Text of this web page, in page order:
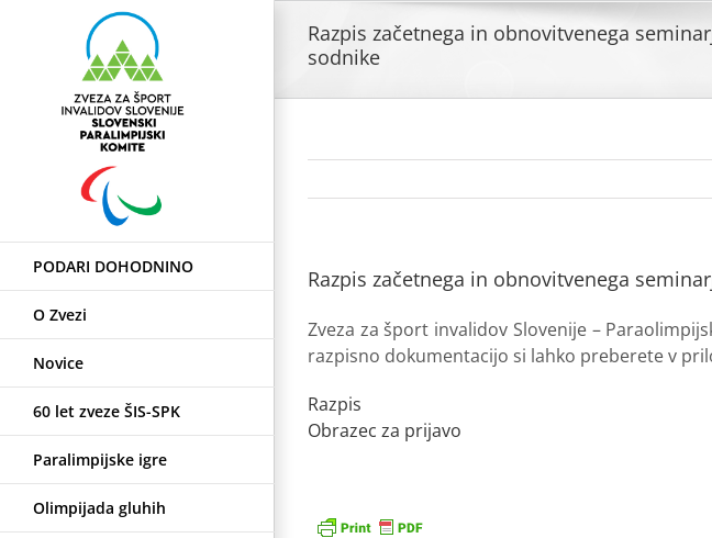
PODARI DOHODNINO
O Zvezi
Novice
60 let zveze ŠIS-SPK
Paralimpijske igre
Olimpijada gluhih
Razpis začetnega in obnovitvenega
sodnike
Razpis začetnega in obnovitvenega
Zveza za šport invalidov Slovenije –
razpisno dokumentacijo si lahko preberete v
Razpis
Obrazec za prijavo